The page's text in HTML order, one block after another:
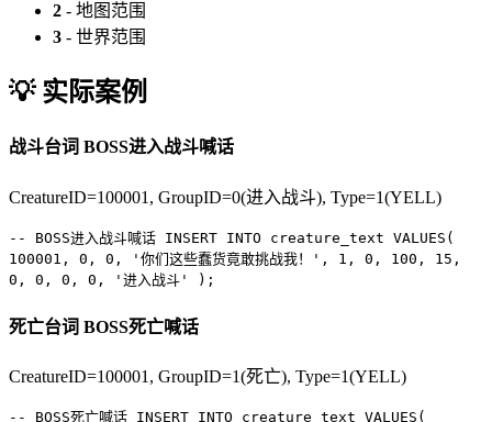
2 - 地图范围
3 - 世界范围
💡 实际案例
战斗台词 BOSS进入战斗喊话
CreatureID=100001, GroupID=0(进入战斗), Type=1(YELL)
-- BOSS进入战斗喊话 INSERT INTO creature_text VALUES (
100001 , 0 , 0 , '你们这些蠢货竟敢挑战我！' , 1 , 0 , 100 , 15 ,
0 , 0 , 0 , 0 , '进入战斗' );
死亡台词 BOSS死亡喊话
CreatureID=100001, GroupID=1(死亡), Type=1(YELL)
-- BOSS死亡喊话 INSERT INTO creature_text VALUES (